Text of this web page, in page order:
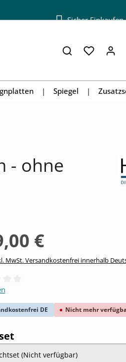
Sicher Einkaufen
Spiegel
- ohne
€
MwSt. Versandkostenfrei innerhalb
Bewertung von 0 von 5
DE Nicht mehr
auswählen